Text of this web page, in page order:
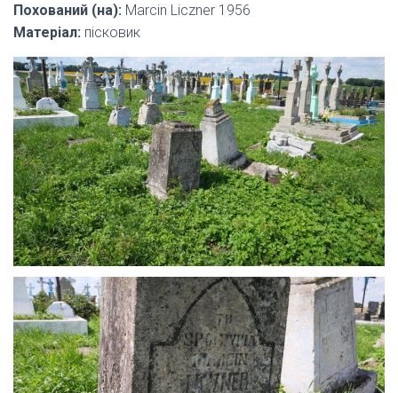
Похований (на): Marcin Liczner 1956
Матеріал: пісковик